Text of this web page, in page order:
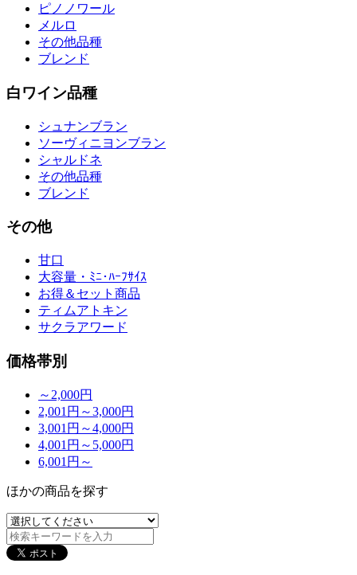
ピノノワール
メルロ
その他品種
ブレンド
白ワイン品種
シュナンブラン
ソーヴィニヨンブラン
シャルドネ
その他品種
ブレンド
その他
甘口
大容量・ﾐﾆ･ﾊｰﾌｻｲｽ
お得＆セット商品
ティムアトキン
サクラアワード
価格帯別
～2,000円
2,001円～3,000円
3,001円～4,000円
4,001円～5,000円
6,001円～
ほかの商品を探す